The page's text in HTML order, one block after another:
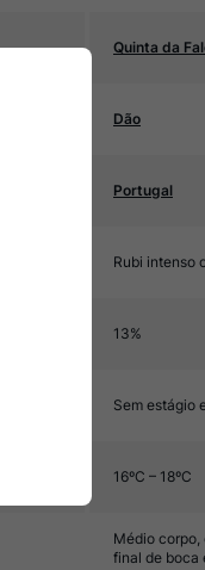
Quinta da
Dão
Portugal
Rubi intenso
13%
Sem estágio
16ºC – 18ºC
Médio corpo,
final de boca